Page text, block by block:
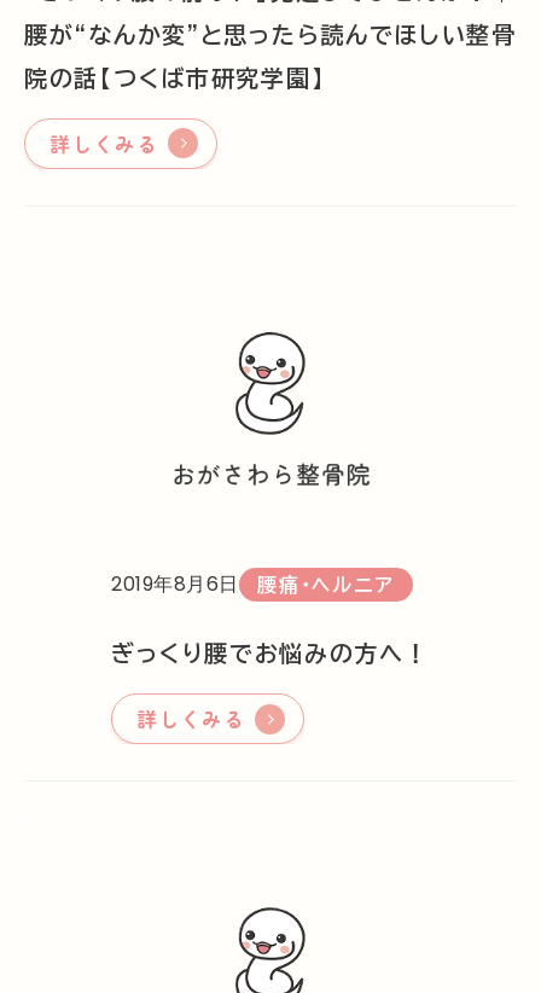
腰が“なんか変”と思ったら読んでほしい整骨
院の話【つくば市研究学園】
詳しくみる
2019年8月6日 腰痛・ヘルニア
ぎっくり腰でお悩みの方へ！
詳しくみる